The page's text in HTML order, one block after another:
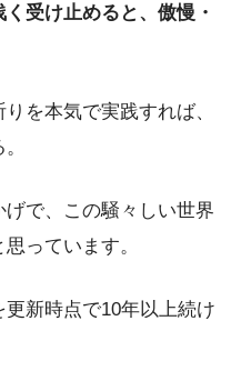
受け止めると、傲慢・
を本気で実践すれば、
で、この騒々しい世界
っています。
新時点で10年以上続け